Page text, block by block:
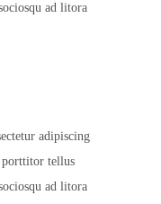
ad litora
adipiscing
tellus
ad litora